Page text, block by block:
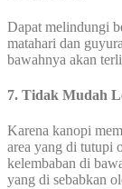
Dapat melindungi
matahari dan
bawahnya akan
7. Tidak Mudah
Karena kanopi
area yang di tutupi
kelembaban di
yang di sebabkan